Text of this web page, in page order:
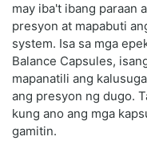
may iba't ibang paraan
presyon at mapabuti
system. Isa sa mga
Balance Capsules,
mapanatili ang
ang presyon ng dugo.
kung ano ang mga
gamitin.